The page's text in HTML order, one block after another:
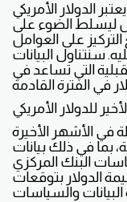
يعتبر الدولار الأمريكي (USD) أحد العملات الأكثر تأثيرًا في
ليسلط الضوء على
التركيز على العوامل
سنتناول البيانات
التي تساعد في
للدولار الأمريكي
في الأشهر الأخيرة
بما في ذلك بيانات
البنك المركزي
الدولار بتوقعات